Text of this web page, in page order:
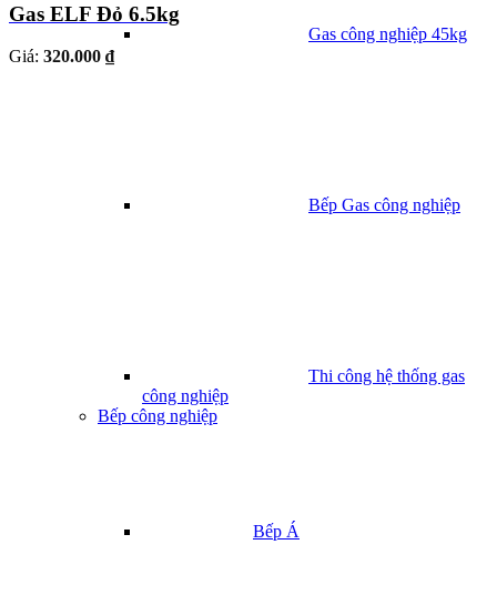
Gas công nghiệp 45kg
Bếp Gas công nghiệp
Thi công hệ thống gas
công nghiệp
Bếp công nghiệp
Bếp Á
Gas ELF Đỏ 6.5kg
Giá: 320.000 ₫